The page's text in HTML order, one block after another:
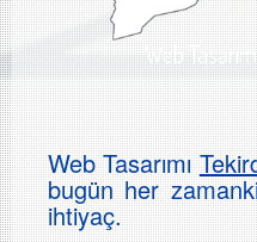
Web
Web Tasarımı
bugün her
ihtiyaç.